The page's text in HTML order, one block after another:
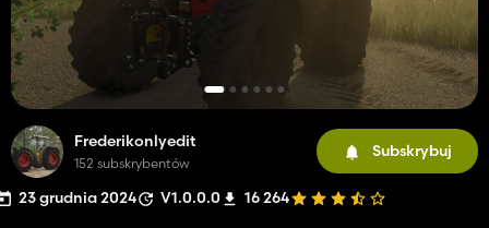
Frederikonlyedit
152 subskrybentów
Subskrybuj
23 grudnia 2024 V1.0.0.0 16 264